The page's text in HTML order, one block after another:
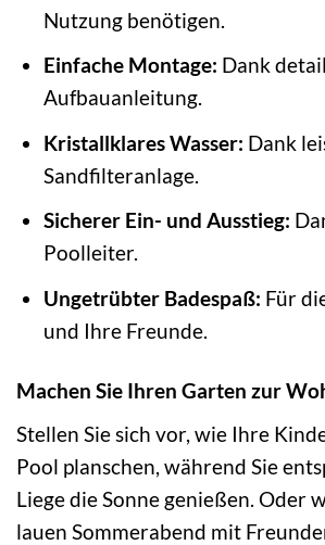
Nutzung benötigen.
Einfache Montage: Dank
Aufbauanleitung.
Kristallklares Wasser: Dank
Sandfilteranlage.
Sicherer Ein- und Ausstieg:
Poolleiter.
Ungetrübter Badespaß: Für
und Ihre Freunde.
Machen Sie Ihren Garten zur
Stellen Sie sich vor, wie Ihre
Pool planschen, während Sie
Liege die Sonne genießen. Oder
lauen Sommerabend mit